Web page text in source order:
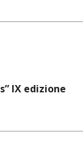
IX edizione